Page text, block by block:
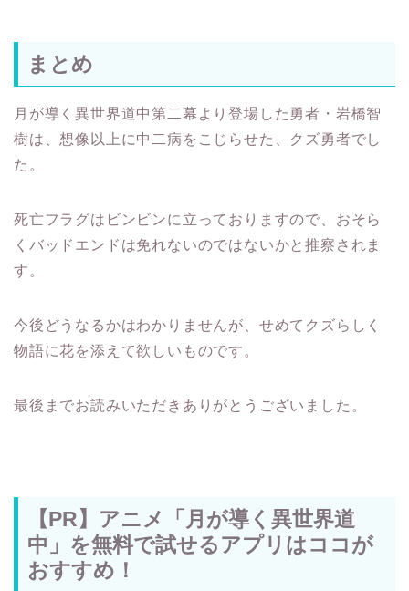
まとめ
月が導く異世界道中第二幕より登場した勇者・岩橋智
樹は、想像以上に中二病をこじらせた、クズ勇者でし
た。
死亡フラグはビンビンに立っておりますので、おそら
くバッドエンドは免れないのではないかと推察されま
す。
今後どうなるかはわかりませんが、せめてクズらしく
物語に花を添えて欲しいものです。
最後までお読みいただきありがとうございました。
【PR】アニメ「月が導く異世界道
中」を無料で試せるアプリはココが
おすすめ！